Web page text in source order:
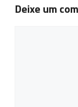
Deixe um